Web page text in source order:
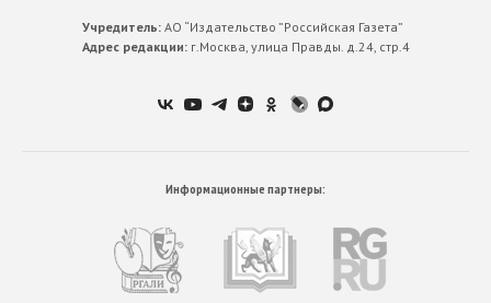
Учредитель:АО “Издательство ”Российская Газета”
Адрес редакции:г.Москва, улица Правды. д.24, стр.4
Информационные партнеры: